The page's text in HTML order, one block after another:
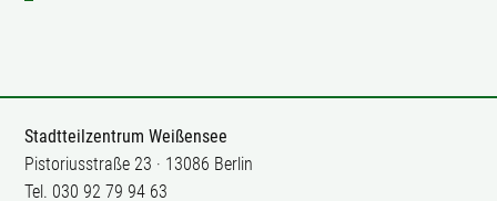
Stadtteilzentrum Weißensee
Pistoriusstraße 23 · 13086 Berlin
Tel. 030 92 79 94 63